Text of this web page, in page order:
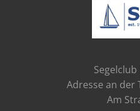
Segelclub
Adresse an der
Am